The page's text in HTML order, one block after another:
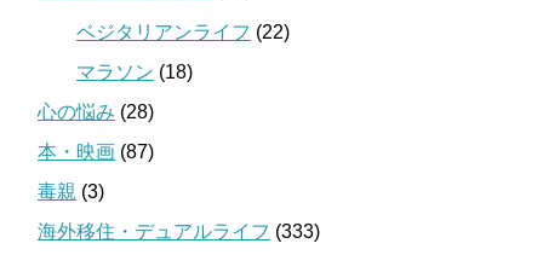
ベジタリアンライフ (22)
マラソン (18)
心の悩み (28)
本・映画 (87)
毒親 (3)
海外移住・デュアルライフ (333)